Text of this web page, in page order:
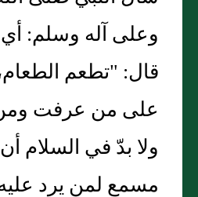
وعلى آله وسلم: أي
قال: "تطعم
على من عرفت
ولا بدّ في السلام
مسمع لمن يرد